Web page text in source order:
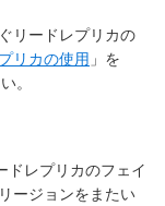
リードレプリカの
リカの使用 」を
。
ドレプリカのフェイ
ージョンをまたい